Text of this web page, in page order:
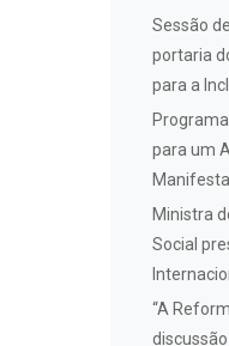
Sessão
portaria
para a
para um
Ministra
Social
“A